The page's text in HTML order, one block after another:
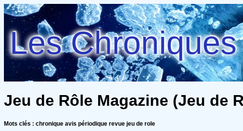
Les
Jeu de Rôle Magazine (Jeu de
Mots clés : chronique avis périodique revue jeu de role